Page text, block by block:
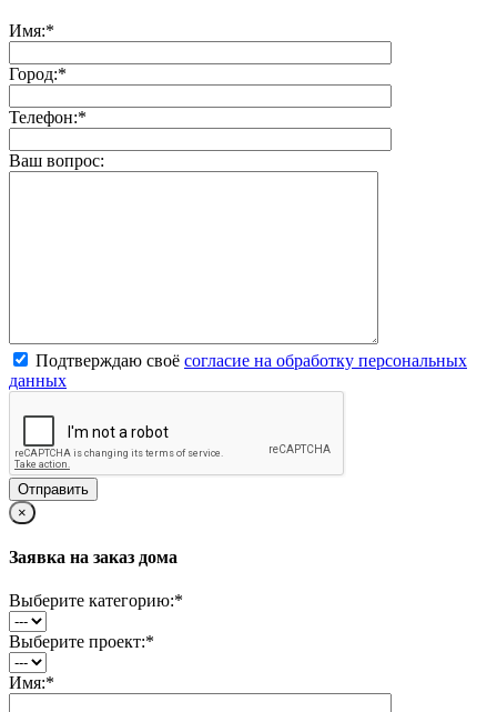
Имя:*
Город:*
Телефон:*
Ваш вопрос:
Подтверждаю своё согласие на обработку персональных
данных
×
Заявка на заказ дома
Выберите категорию:*
Выберите проект:*
Имя:*